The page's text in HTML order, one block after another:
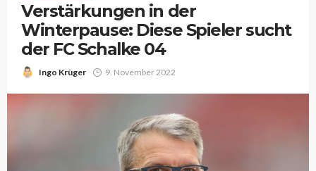
Verstärkungen in der
Winterpause: Diese Spieler sucht
der FC Schalke 04
Ingo Krüger 9. November 2022